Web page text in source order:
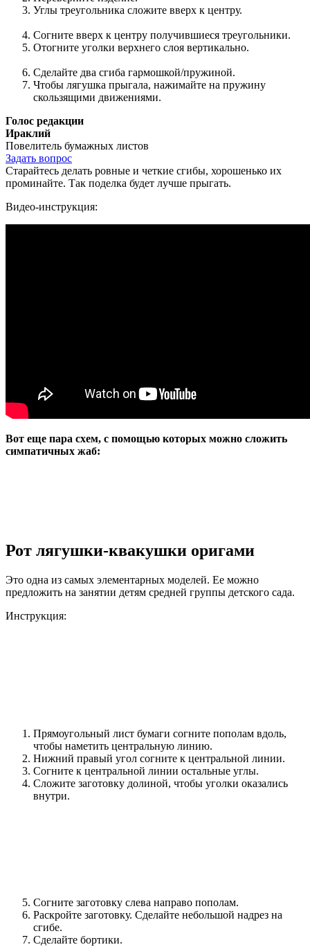
Углы треугольника сложите вверх к центру.
Согните вверх к центру получившиеся треугольники.
Отогните уголки верхнего слоя вертикально.
Сделайте два сгиба гармошкой/пружиной.
Чтобы лягушка прыгала, нажимайте на пружину
скользящими движениями.
Голос редакции
Ираклий
Повелитель бумажных листов
Задать вопрос
Старайтесь делать ровные и четкие сгибы, хорошенько их
проминайте. Так поделка будет лучше прыгать.
Видео-инструкция:
Вот еще пара схем, с помощью которых можно сложить
симпатичных жаб:
Рот лягушки-квакушки оригами
Это одна из самых элементарных моделей. Ее можно
предложить на занятии детям средней группы детского сада.
Инструкция:
Прямоугольный лист бумаги согните пополам вдоль,
чтобы наметить центральную линию.
Нижний правый угол согните к центральной линии.
Согните к центральной линии остальные углы.
Сложите заготовку долиной, чтобы уголки оказались
внутри.
Согните заготовку слева направо пополам.
Раскройте заготовку. Сделайте небольшой надрез на
сгибе.
Сделайте бортики.